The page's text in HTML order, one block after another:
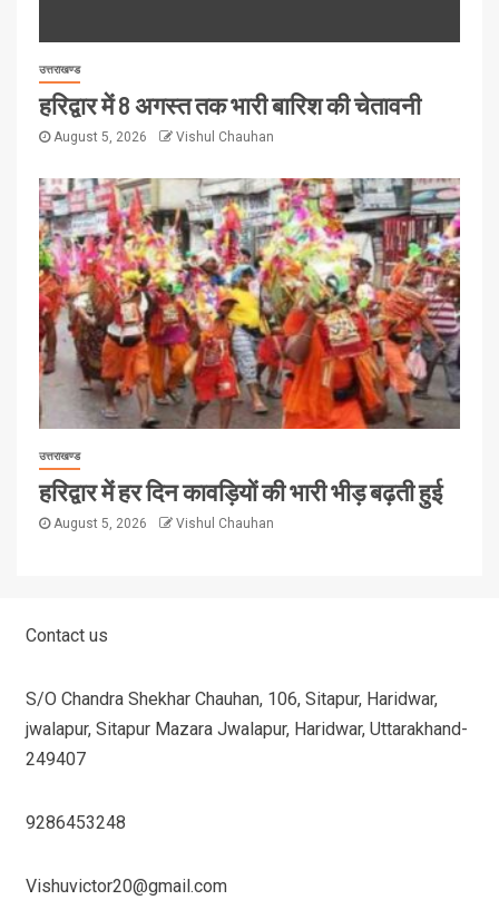
उत्तराखण्ड
हरिद्वार में 8 अगस्त तक भारी बारिश की चेतावनी
August 5, 2026 Vishul Chauhan
उत्तराखण्ड
हरिद्वार में हर दिन कावड़ियों की भारी भीड़ बढ़ती हुई
August 5, 2026 Vishul Chauhan
Contact us
S/O Chandra Shekhar Chauhan, 106, Sitapur, Haridwar,
jwalapur, Sitapur Mazara Jwalapur, Haridwar, Uttarakhand-
249407
9286453248
Vishuvictor20@gmail.com